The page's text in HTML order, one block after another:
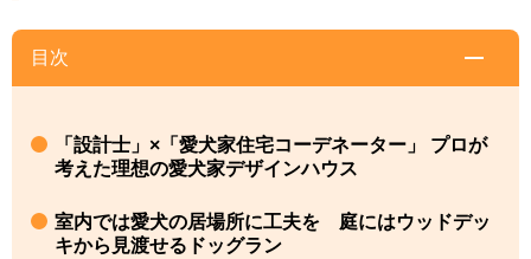
目次
「設計士」×「愛犬家住宅コーデネーター」 プロが
考えた理想の愛犬家デザインハウス
室内では愛犬の居場所に工夫を 庭にはウッドデッ
キから見渡せるドッグラン